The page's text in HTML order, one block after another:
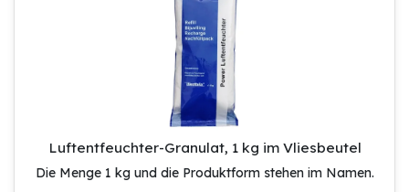
Luftentfeuchter-Granulat, 1 kg im Vliesbeutel
Die Menge 1 kg und die Produktform stehen im Namen.